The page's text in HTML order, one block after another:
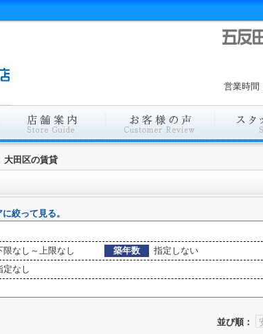
営業時間
大田区の賃貸
絞って見る。
限なし～上限なし 築年数
指定しない
定なし
並び順：